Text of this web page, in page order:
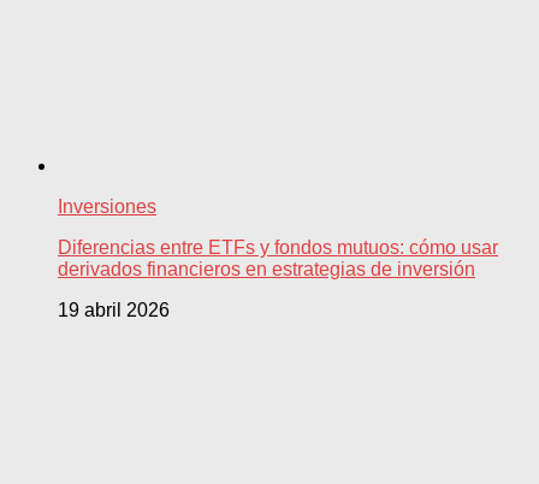
Inversiones
Diferencias entre ETFs y fondos mutuos: cómo usar
derivados financieros en estrategias de inversión
19 abril 2026